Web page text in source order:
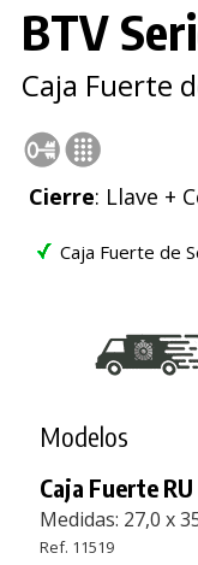
BTV
Caja Fuerte
Cierre: Llave +
Caja Fuerte de
Modelos
Caja Fuerte
Medidas: 27,0 x
Ref. 11519